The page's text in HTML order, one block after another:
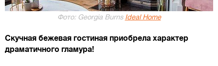
Фото: Georgia Burns Ideal Home
Скучная бежевая гостиная приобрела характер
драматичного гламура!